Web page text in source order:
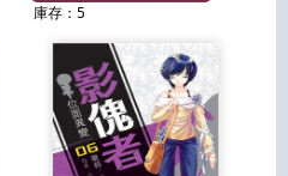
庫存：5